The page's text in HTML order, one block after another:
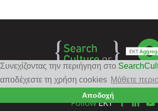
Συνεχίζοντας την περιήγηση στο
αποδέχεστε τη χρήση cookies Μάθετε
Αποδοχή
FollowEKT